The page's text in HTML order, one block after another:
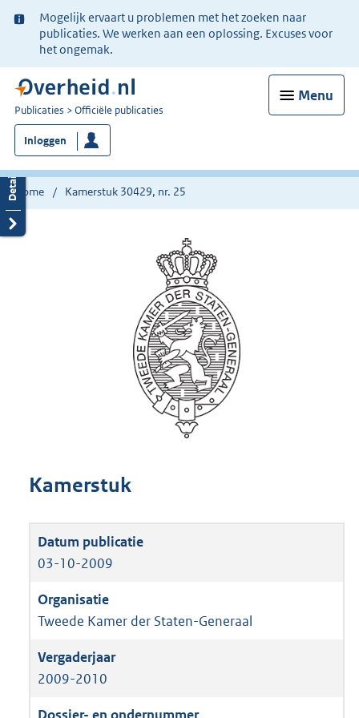
Ter
informatie:
Mogelijk ervaart u problemen met het zoeken naar
publicaties. We werken aan een oplossing. Excuses voor
het ongemak.
Menu
U
bent
nu
hier:
Publicaties Officiële publicaties
Inloggen
Home Kamerstuk 30429, nr. 25
Kamerstuk
03-10-2009
Tweede Kamer der Staten-Generaal
2009-2010